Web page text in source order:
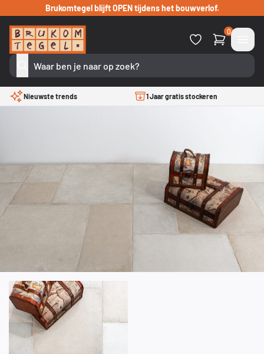
Verder naar inhoudBrukomtegel blijft OPEN tijdens het bouwverlof.
0
Nieuwste trends 1 Jaar gratis stockeren